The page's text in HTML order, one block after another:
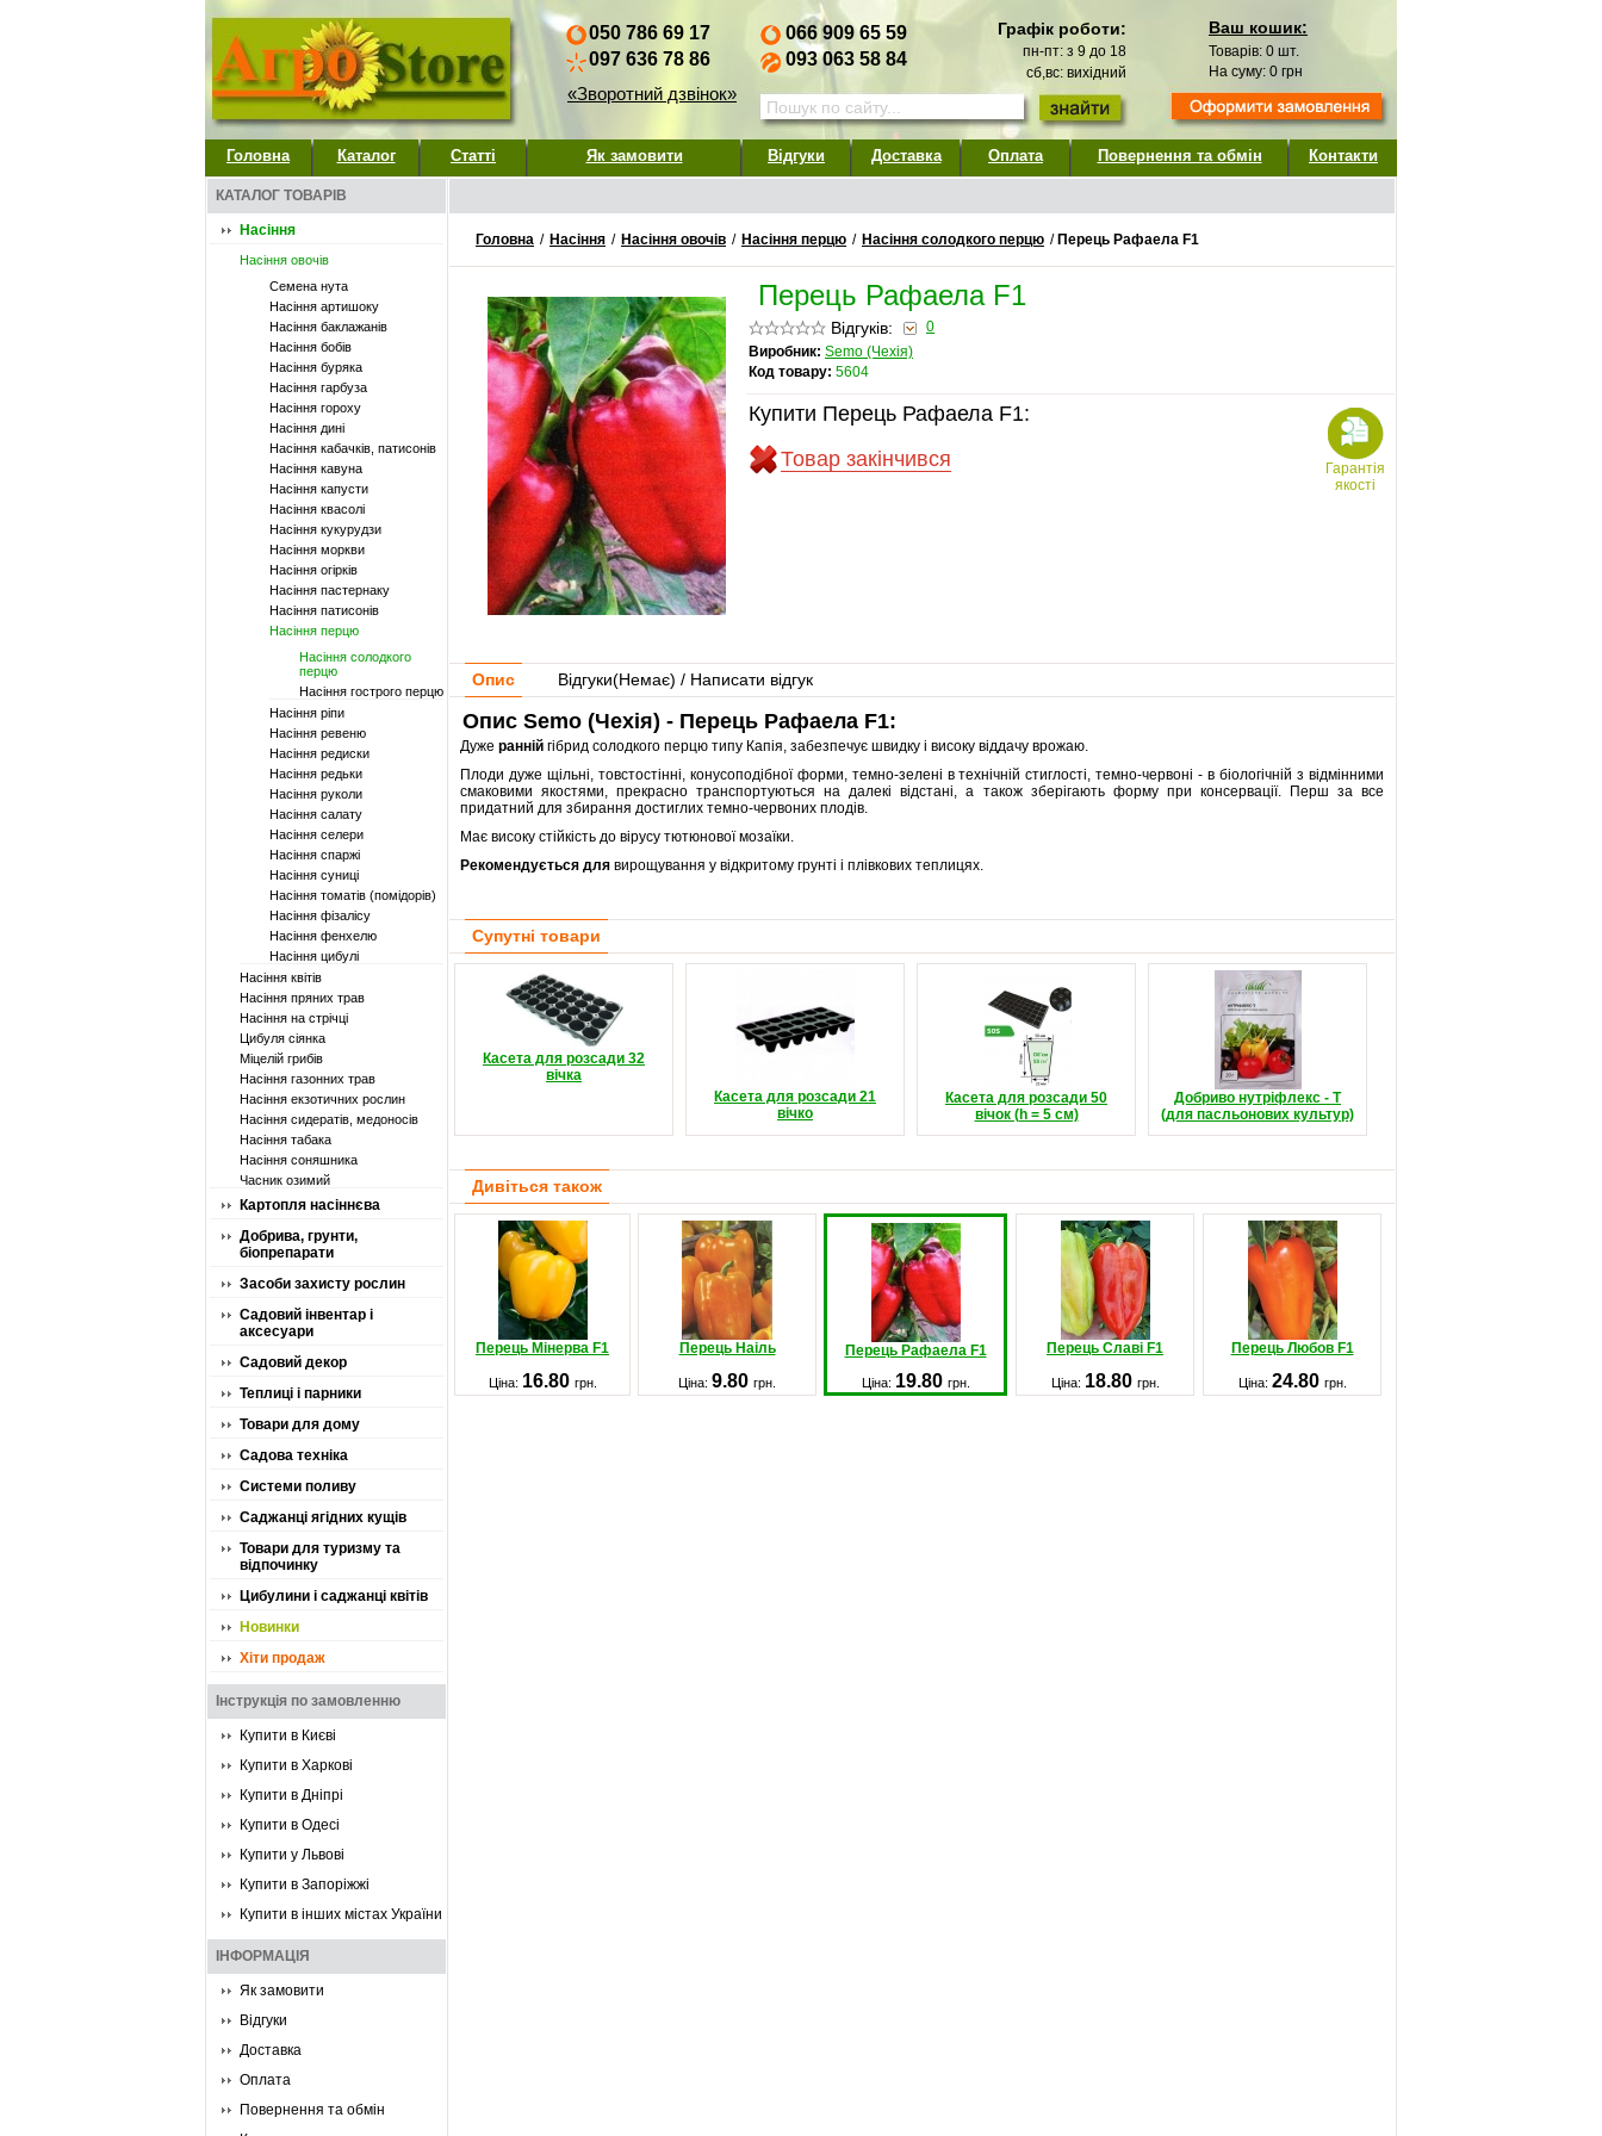
050 786 69 17
097 636 78 86
«Зворотний дзвінок»
066 909 65 59
093 063 58 84
Графік роботи:
пн-пт: з 9 до 18
сб,вс: вихідний
Ваш кошик:
Товарів: 0 шт.
На суму: 0 грн
Головна Каталог Статті Як замовити Відгуки Доставка Оплата Повернення та обмін Контакти
КАТАЛОГ ТОВАРІВ
Насіння
Насіння овочів
Семена нута
Насіння артишоку
Насіння баклажанів
Насіння бобів
Насіння буряка
Насіння гарбуза
Насіння гороху
Насіння дині
Насіння кабачків, патисонів
Насіння кавуна
Насіння капусти
Насіння квасолі
Насіння кукурудзи
Насіння моркви
Насіння огірків
Насіння пастернаку
Насіння патисонів
Насіння перцю
Насіння солодкого
перцю
Насіння гострого перцю
Насіння ріпи
Насіння ревеню
Насіння редиски
Насіння редьки
Насіння руколи
Насіння салату
Насіння селери
Насіння спаржі
Насіння суниці
Насіння томатів (помідорів)
Насіння фізалісу
Насіння фенхелю
Насіння цибулі
Насіння квітів
Насіння пряних трав
Насіння на стрічці
Цибуля сіянка
Міцелій грибів
Насіння газонних трав
Насіння екзотичних рослин
Насіння сидератів, медоносів
Насіння табака
Насіння соняшника
Часник озимий
Картопля насіннєва
Добрива, грунти,
біопрепарати
Засоби захисту рослин
Садовий інвентар і
аксесуари
Садовий декор
Теплиці і парники
Товари для дому
Садова техніка
Системи поливу
Саджанці ягідних кущів
Товари для туризму та
відпочинку
Цибулини і саджанці квітів
Новинки
Хіти продаж
Інструкція по замовленню
Купити в Києві
Купити в Харкові
Купити в Дніпрі
Купити в Одесі
Купити у Львові
Купити в Запоріжжі
Купити в інших містах України
ІНФОРМАЦІЯ
Як замовити
Відгуки
Доставка
Оплата
Повернення та обмін
Головна / Насіння / Насіння овочів / Насіння перцю / Насіння солодкого перцю / Перець Рафаела F1
Перець Рафаела F1
Відгуків:
0
Виробник: Semo (Чехія)
Код товару: 5604
Купити Перець Рафаела F1:
Товар закінчився
Гарантія
якості
Опис Відгуки(Немає) / Написати відгук
Опис Semo (Чехія) - Перець Рафаела F1:
Дуже ранній гібрид солодкого перцю типу Капія, забезпечує швидку і високу віддачу врожаю.
Плоди дуже щільні, товстостінні, конусоподібної форми, темно-зелені в технічній стиглості, темно-червоні - в біологічній з відмінними
смаковими якостями, прекрасно транспортуються на далекі відстані, а також зберігають форму при консервації. Перш за все
придатний для збирання достиглих темно-червоних плодів.
Має високу стійкість до вірусу тютюнової мозаїки.
Рекомендується для вирощування у відкритому грунті і плівкових теплицях.
Супутні товари
Касета для розсади 32
вічка
Касета для розсади 21
вічко
Касета для розсади 50
вічок (h = 5 см)
Добриво нутріфлекс - Т
(для пасльонових культур)
Дивіться також
Перець Мінерва F1 Перець Наіль Перець Рафаела F1 Перець Славі F1 Перець Любов F1
Ціна: 16.80 грн. Ціна: 9.80 грн. Ціна: 19.80 грн. Ціна: 18.80 грн. Ціна: 24.80 грн.